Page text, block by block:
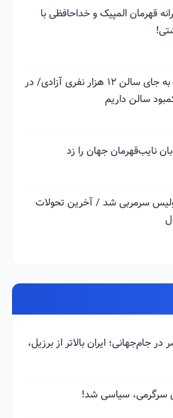
قهرمان المپیک و خداحافظی با
سالن ۱۸ هزار نفری به جای سالن ۱۲ هزار نفری آزادی/ در
سالن داریم
نایب‌قهرمان جهان را زد
سرمربی شد / آخرین تحولات
جام‌جهانی؛ ایران بالاتر از برزیل،
سرگرمی، سیاسی شد!